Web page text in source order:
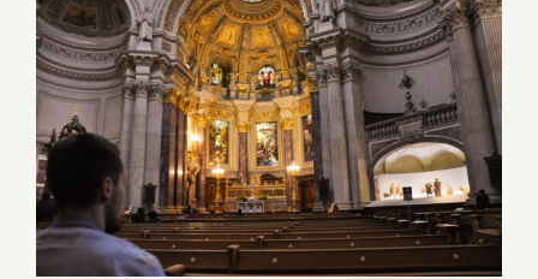
immagine